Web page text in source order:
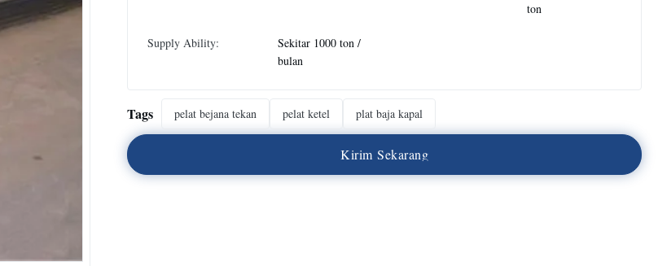
ton
Supply Ability:
Sekitar 1000 ton /
bulan
Tags pelat bejana tekan pelat ketel plat baja kapal
Kirim Sekarang